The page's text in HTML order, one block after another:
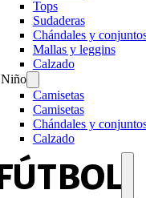
Tops
Sudaderas
Chándales y
Mallas y leggins
Calzado
Niño
Camisetas
Camisetas
Chándales y
Calzado
FÚTBOL